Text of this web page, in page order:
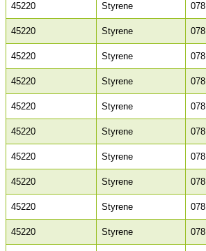
45220 Styrene 078
45220 Styrene 078
45220 Styrene 078
45220 Styrene 078
45220 Styrene 078
45220 Styrene 078
45220 Styrene 078
45220 Styrene 078
45220 Styrene 078
45220 Styrene 078